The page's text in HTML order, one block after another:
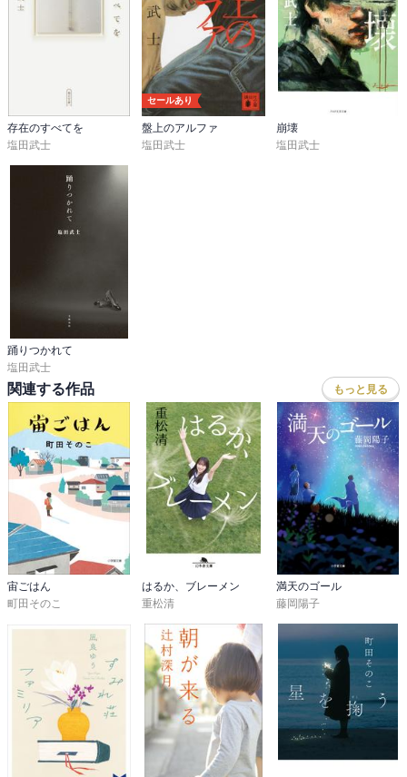
存在のすべてを
塩田武士
セールあり
盤上のアルファ
塩田武士
崩壊
塩田武士
踊りつかれて
塩田武士
関連する作品 もっと見る
宙ごはん
町田そのこ
はるか、ブレーメン
重松清
満天のゴール
藤岡陽子